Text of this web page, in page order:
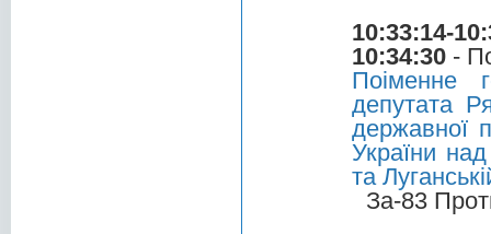
10:33:14-
10:34:30 -
Поіменне
депутата
державної
України
та
За-83